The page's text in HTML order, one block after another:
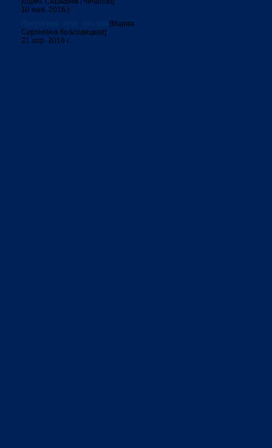
10 мая. 2016 г.
[Мария
Сергеевна Красовицкая]
21 апр. 2016 г.